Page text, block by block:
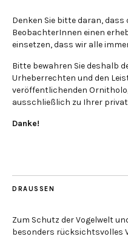
Denken Sie bitte daran, dass
BeobachterInnen einen
einsetzen, dass wir alle
Bitte bewahren Sie deshalb
Urheberrechten und den
veröffentlichenden
ausschließlich zu Ihrer
Danke!
DRAUSSEN
Zum Schutz der Vogelwelt
besonders rücksichtsvolles